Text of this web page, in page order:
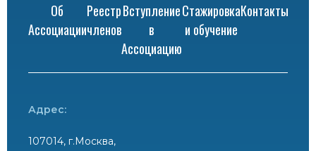
Об
Ассоциации
Реестр
членов
Вступление
в
Ассоциацию
Стажировка
и обучение
Контакты
Адрес:
107014, г.Москва,